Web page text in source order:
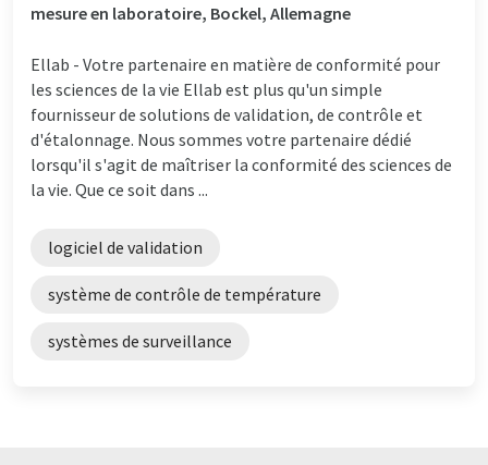
mesure en laboratoire, Bockel, Allemagne
Ellab - Votre partenaire en matière de conformité pour
les sciences de la vie Ellab est plus qu'un simple
fournisseur de solutions de validation, de contrôle et
d'étalonnage. Nous sommes votre partenaire dédié
lorsqu'il s'agit de maîtriser la conformité des sciences de
la vie. Que ce soit dans ...
logiciel de validation
système de contrôle de température
systèmes de surveillance